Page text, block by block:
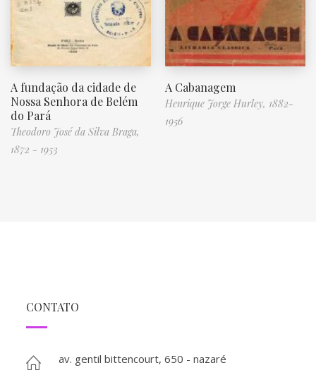
A fundação da cidade de
Nossa Senhora de Belém
do Pará
Theodoro José da Silva Braga,
1872 - 1953
A Cabanagem
Henrique Jorge Hurley, 1882-
1956
CONTATO
av. gentil bittencourt, 650 - nazaré